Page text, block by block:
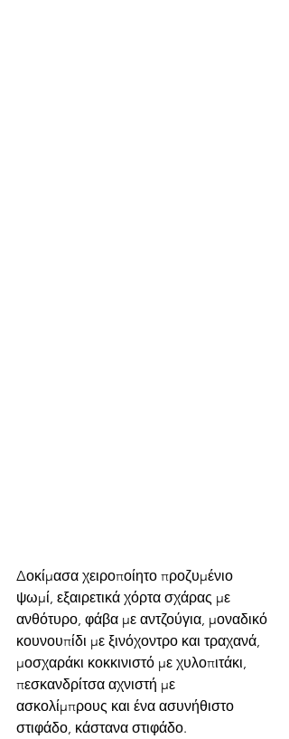
Δοκίμασα χειροποίητο προζυμένιο
ψωμί, εξαιρετικά χόρτα σχάρας με
ανθότυρο, φάβα με αντζούγια, μοναδικό
κουνουπίδι με ξινόχοντρο και τραχανά,
μοσχαράκι κοκκινιστό με χυλοπιτάκι,
πεσκανδρίτσα αχνιστή με
ασκολίμπρους και ένα ασυνήθιστο
στιφάδο, κάστανα στιφάδο.